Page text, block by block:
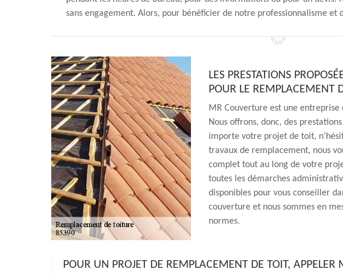
sans engagement. Alors, pour bénéficier de notre professionnalisme et
LES PRESTATIONS
POUR LE REMPLACEMENT
MR Couverture est une
Nous offrons, donc, des
importe votre projet de toit,
travaux de remplacement, nous
complet tout au long de votre
toutes les démarches
disponibles pour vous conseiller
couverture et nous sommes en
normes.
POUR UN PROJET DE REMPLACEMENT DE TOIT, APPELER